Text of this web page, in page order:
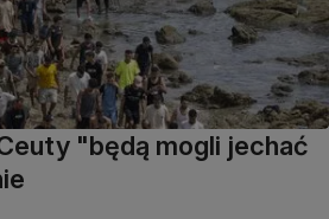
"będą mogli jechać